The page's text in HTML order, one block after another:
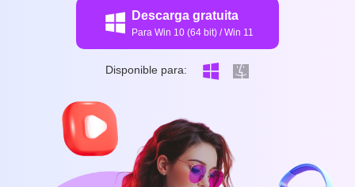
Descarga gratuita
Para Win 10 (64 bit) / Win 11
Disponible para: